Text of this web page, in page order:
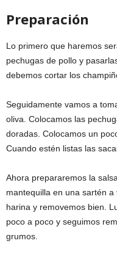
Preparación
Lo primero que haremos
pechugas de pollo y
debemos cortar los
Seguidamente vamos a
oliva. Colocamos las
doradas. Colocamos un
Cuando estén listas las
Ahora prepararemos la
mantequilla en una sartén
harina y removemos bien.
poco a poco y seguimos
grumos.